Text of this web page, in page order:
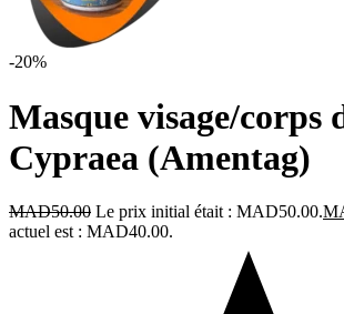
-20%
Masque visage/corps
Cypraea (Amentag)
MAD50.00 Le prix initial était : MAD50.00.
actuel est : MAD40.00.